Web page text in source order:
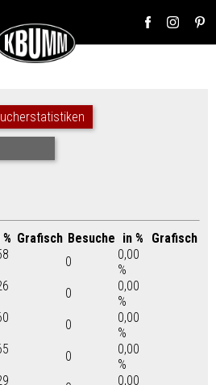
Grafisch Besuche in %
Grafisch
0
0,00
%
0
0,00
%
0
0,00
%
0
0,00
%
0,00